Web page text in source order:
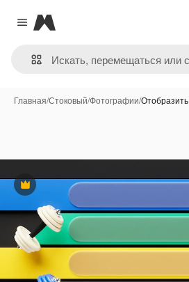
Close menu
Magnific
Главная/Стоковый/Фотографии/Отобразить
Премиум